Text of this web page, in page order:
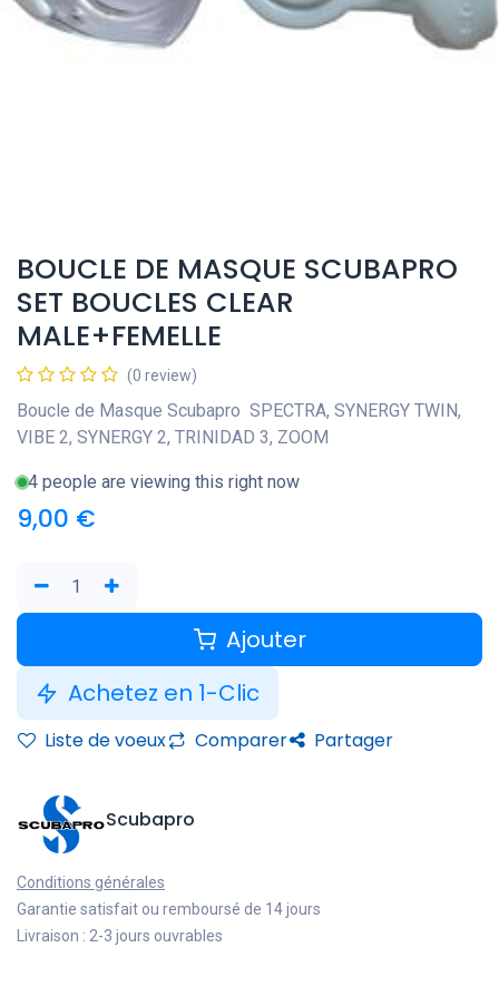
BOUCLE DE MASQUE SCUBAPRO
SET BOUCLES CLEAR
MALE+FEMELLE
(0 review)
Boucle de Masque Scubapro SPECTRA, SYNERGY TWIN,
VIBE 2, SYNERGY 2, TRINIDAD 3, ZOOM
4 people are viewing this right now
9,00 €
Ajouter
Achetez en 1-Clic
Liste de voeux Comparer Partager
Scubapro
Conditions générales
Garantie satisfait ou remboursé de 14 jours
Livraison : 2-3 jours ouvrables